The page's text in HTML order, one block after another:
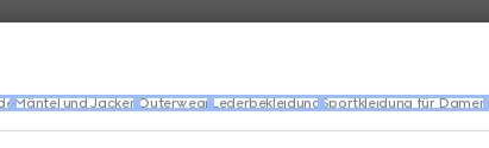
Mäntel und Jacken Outerwear Lederbekleidung Sportkleidung für Damen